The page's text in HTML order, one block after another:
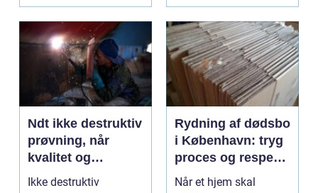
Ndt ikke destruktiv
prøvning, når
kvalitet og
sikkerhed er
Ikke destruktiv
Rydning af dødsbo
i København: tryg
proces og respekt
for boet
Når et hjem skal